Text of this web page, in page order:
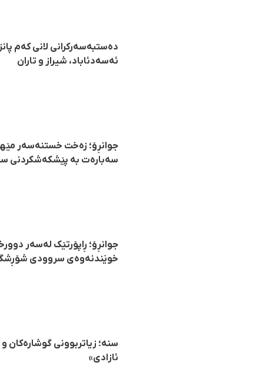
دەستبەسەرکرانی لانی کەم
ئەسەدئاباد، شیراز و تاران
جوانڕۆ؛ زەخت خستنەسەر
سەبارەت بە پێشکەشکردنی
جوانڕۆ؛ ڕاپۆرتێک لەسەر
خوێندنەوەی سروودی
سنە؛ زیاتربوونی گوشارەکان
ئازادی»